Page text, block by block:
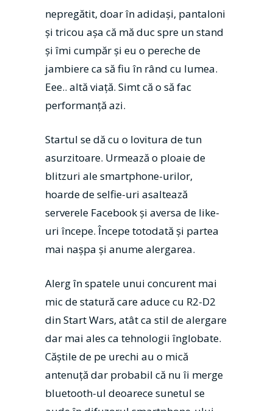
nepregătit, doar în adidași, pantaloni
și tricou așa că mă duc spre un stand
și îmi cumpăr și eu o pereche de
jambiere ca să fiu în rând cu lumea.
Eee.. altă viață. Simt că o să fac
performanță azi.
Startul se dă cu o lovitura de tun
asurzitoare. Urmează o ploaie de
blitzuri ale smartphone-urilor,
hoarde de selfie-uri asaltează
serverele Facebook și aversa de like-
uri începe. Începe totodată și partea
mai nașpa și anume alergarea.
Alerg în spatele unui concurent mai
mic de statură care aduce cu R2-D2
din Start Wars, atât ca stil de alergare
dar mai ales ca tehnologii înglobate.
Căștile de pe urechi au o mică
antenuță dar probabil că nu îi merge
bluetooth-ul deoarece sunetul se